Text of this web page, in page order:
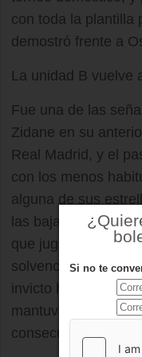
con toda la plantilla
demostró frente a
La unidad B vuelve
Fue una de las
Zidane en su
Real Madrid, y el
con los menos
alguna de sus
las bajas de Karim
que jugó por
solvencia su
invicto hasta el
mantuvo su
consecutivo.
Si no te